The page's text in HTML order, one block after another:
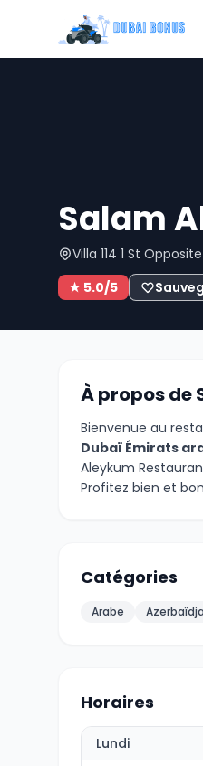
Salam
Villa 114 1 St
★ 5.0/5
À propos de
Bienvenue au
Dubaï Émirats
Aleykum
Profitez bien et
Catégories
Arabe
Horaires
Lundi